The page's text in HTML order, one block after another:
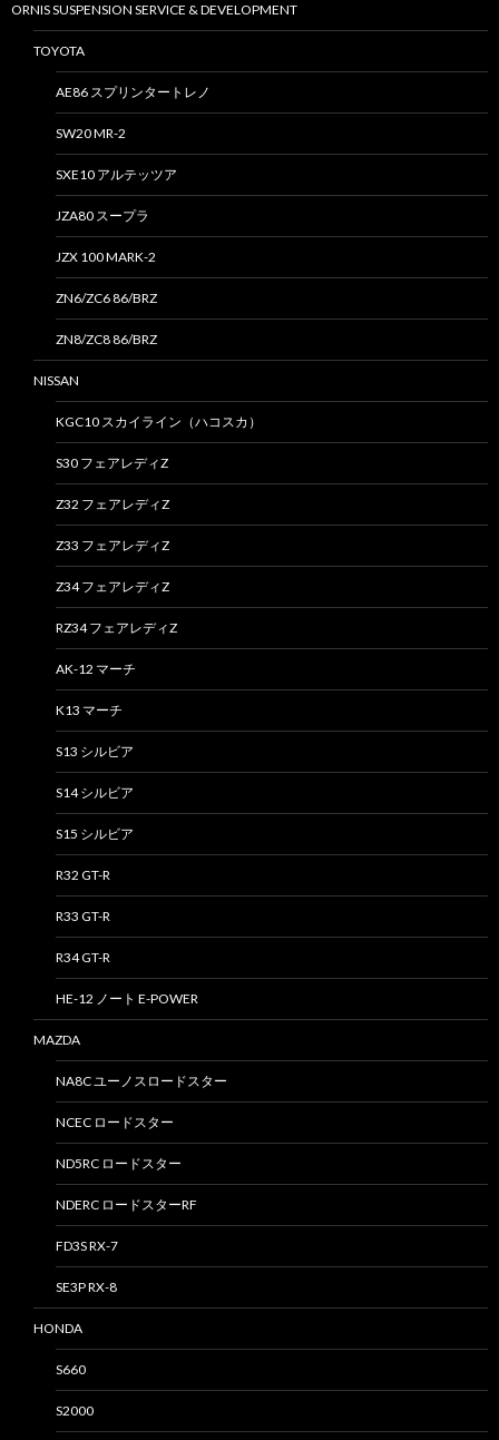
ORNIS SUSPENSION SERVICE & DEVELOPMENT
TOYOTA
AE86 スプリンタートレノ
SW20 MR-2
SXE10 アルテッツア
JZA80 スープラ
JZX 100 MARK-2
ZN6/ZC6 86/BRZ
ZN8/ZC8 86/BRZ
NISSAN
KGC10 スカイライン（ハコスカ）
S30 フェアレディZ
Z32 フェアレディZ
Z33 フェアレディZ
Z34 フェアレディZ
RZ34 フェアレディZ
AK-12 マーチ
K13 マーチ
S13 シルビア
S14 シルビア
S15 シルビア
R32 GT-R
R33 GT-R
R34 GT-R
HE-12 ノート E-POWER
MAZDA
NA8C ユーノスロードスター
NCEC ロードスター
ND5RC ロードスター
NDERC ロードスターRF
FD3S RX-7
SE3P RX-8
HONDA
S660
S2000